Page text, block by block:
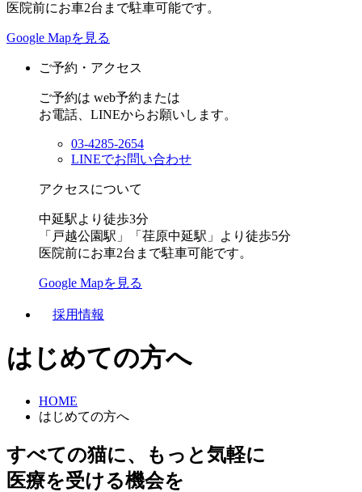
医院前にお車2台まで駐車可能です。
Google Mapを見る
ご予約・アクセス
ご予約は web予約または
お電話、LINEからお願いします。
03-4285-2654
LINEでお問い合わせ
アクセスについて
中延駅より徒歩3分
「戸越公園駅」「荏原中延駅」より徒歩5分
医院前にお車2台まで駐車可能です。
Google Mapを見る
採用情報
はじめての方へ
HOME
はじめての方へ
すべての猫に、もっと気軽に
医療を受ける機会を